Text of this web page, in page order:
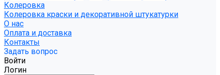
Колеровка
Колеровка краски и декоративной штукатурки
О нас
Оплата и доставка
Контакты
Задать вопрос
Войти
Логин